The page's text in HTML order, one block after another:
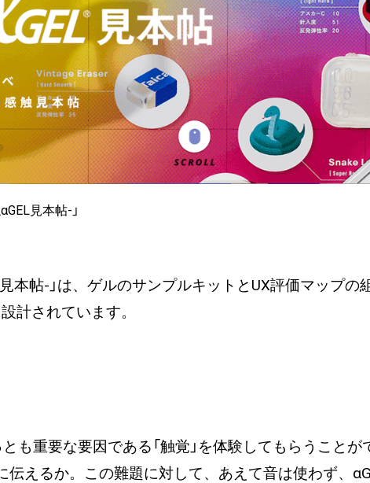
見本帖-」
見本帖-」は、ゲルのサンプルキットとUX評価マップ
計されています。
も重要な要因である「触覚」を体験してもらうことが
伝えるか。この難題に対して、あえて音は使わず、